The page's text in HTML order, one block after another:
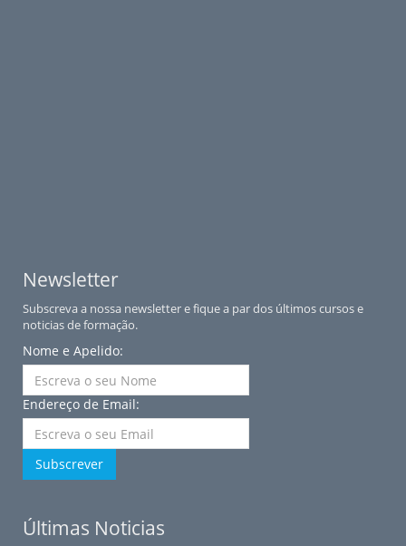
Newsletter
Subscreva a nossa newsletter e fique a par dos últimos cursos e
noticias de formação.
Nome e Apelido:
Endereço de Email:
Subscrever
Últimas Noticias